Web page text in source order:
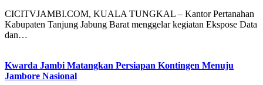
CICITVJAMBI.COM, KUALA TUNGKAL – Kantor Pertanahan
Kabupaten Tanjung Jabung Barat menggelar kegiatan Ekspose Data
dan…
Kwarda Jambi Matangkan Persiapan Kontingen Menuju
Jambore Nasional